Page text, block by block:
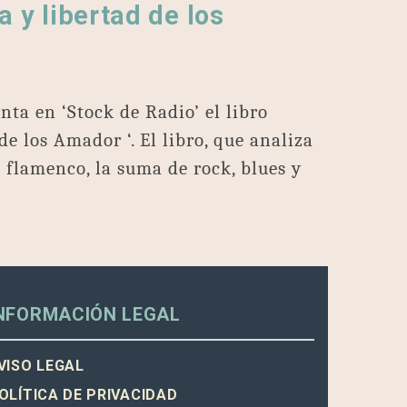
y libertad de los
en ‘Stock de Radio’ el libro
los Amador ‘. El libro, que analiza
flamenco, la suma de rock, blues y
LEGAL
LEGAL
DE PRIVACIDAD